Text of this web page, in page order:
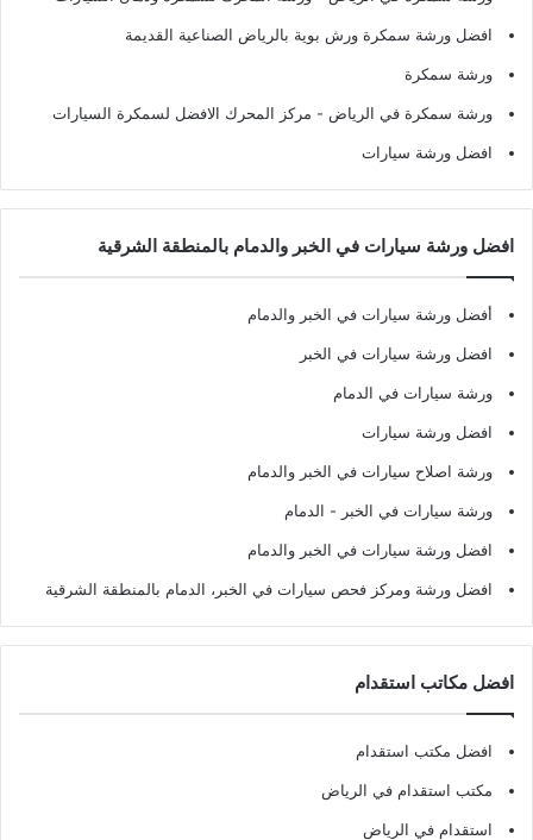
افضل ورشة سمكرة ورش بوية بالرياض الصناعية القديمة
ورشة سمكرة
ورشة سمكرة في الرياض - مركز المحرك الافضل لسمكرة السيارات
افضل ورشة سيارات
افضل ورشة سيارات في الخبر والدمام بالمنطقة الشرقية
أفضل ورشة سيارات في الخبر والدمام
افضل ورشة سيارات في الخبر
ورشة سيارات في الدمام
افضل ورشة سيارات
ورشة اصلاح سيارات في الخبر والدمام
ورشة سيارات في الخبر - الدمام
افضل ورشة سيارات في الخبر والدمام
افضل ورشة ومركز فحص سيارات في الخبر، الدمام بالمنطقة الشرقية
افضل مكاتب استقدام
افضل مكتب استقدام
مكتب استقدام في الرياض
استقدام في الرياض